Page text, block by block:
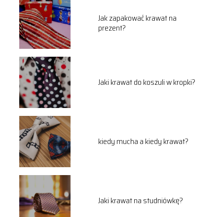
Jak zapakować krawat na
prezent?
Jaki krawat do koszuli w kropki?
kiedy mucha a kiedy krawat?
Jaki krawat na studniówkę?